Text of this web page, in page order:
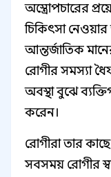
অস্ত্রোপচারের
চিকিৎসা
আন্তর্জাতিক
রোগীর সমস্যা
অবস্থা বুঝে
করেন।
রোগীরা তার
সবসময় রোগীর